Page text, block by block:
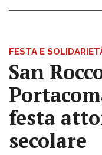
FESTA E
San
festa
secolare